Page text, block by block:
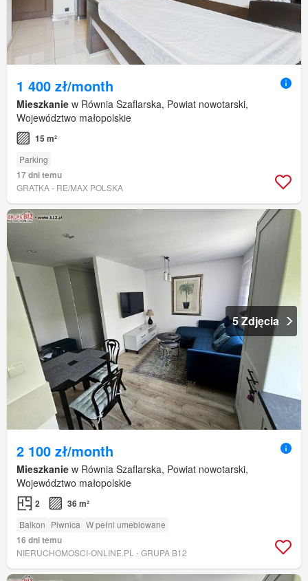
1 400 zł/month
Mieszkanie w Równia Szaflarska, Powiat nowotarski,
Województwo małopolskie
15 m²
Parking
17 dni temu
GRATKA - RE/MAX POLSKA
5 Zdjęcia
2 100 zł/month
Mieszkanie w Równia Szaflarska, Powiat nowotarski,
Województwo małopolskie
2 36 m²
Balkon Piwnica W pełni umeblowane
16 dni temu
NIERUCHOMOSCI-ONLINE.PL - GRUPA B12